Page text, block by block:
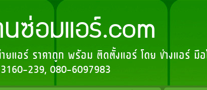
อมแอร์.com
แอร์ ราคาถูก พร้อม ติดตั้งแอร์ โดย ช่างแอร์ มือ
239, 080-6097983